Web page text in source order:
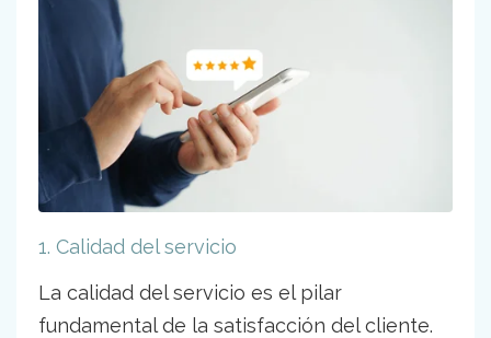
1. Calidad del servicio
La calidad del servicio es el pilar
fundamental de la satisfacción del cliente.